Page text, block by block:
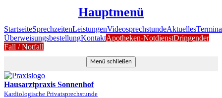
Hauptmenü
StartseiteSprechzeitenLeistungenVideosprechstundeAktuelles
ÜberweisungsbestellungKontaktApotheken-NotdienstDringender
Fall / Notfall
Menü schließen
Hausarztpraxis Sonnenhof
Kardiologische Privatsprechstunde